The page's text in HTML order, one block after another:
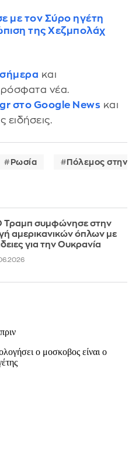
με τον Σύρο ηγέτη
της Χεζμπολάχ
σήμερα και
νέα.
στο Google News και
ειδήσεις.
Ρωσία Πόλεμος στην
Τραμπ συμφώνησε στην
αμερικανικών όπλων με
για την Ουκρανία